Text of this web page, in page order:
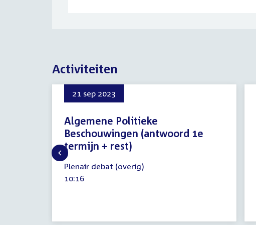
Activiteiten
21 sep 2023
Algemene Politieke
Beschouwingen (antwoord 1e
termijn + rest)
21
september
2023
Plenair debat (overig)
Tijd
10:16